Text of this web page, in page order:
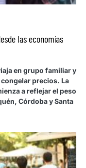
las economías
en grupo familiar y
precios. La
a reflejar el peso
Córdoba y Santa